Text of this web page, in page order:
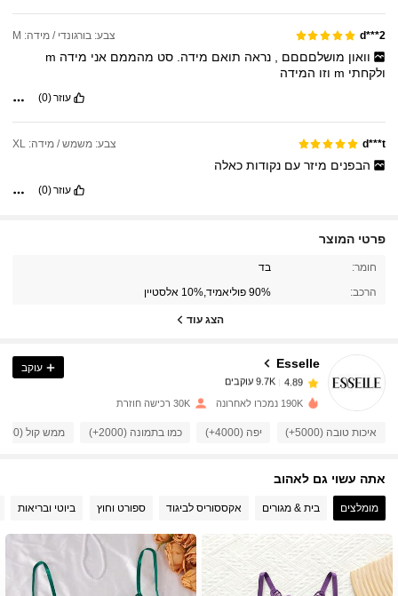
d***2 צבע: בורגונדי / מידה: M
וואון מושלםםםם נראה תואם מידה. סט מהממם אני מידה m
ולקחתי m וזו המידה
עוזר(0)
d***t צבע: משמש / מידה: XL
הבפנים מיזר עם נקודות כאלה
עוזר(0)
פרטי המוצר
חומר: בד
הרכב: 90% פוליאמיד,10% אלסטיין
הצג עוד
Esselle
4.89
9.7K עוקבים
e***3
שילם לפני יום אחד
4.89 9.7K עוקבים
4.89
4.89 9.7K עוקבים
עוקב
190K נמכרו לאחרונה 30K רכישה חוזרת
איכות טובה (5000+) יפה (4000+) כמו בתמונה (2000+) ממש קול (2000+)
אתה עשוי גם לאהוב
מומלצים בית & מגורים אקססוריס לביגוד ספורט וחוץ ביוטי ובריאות